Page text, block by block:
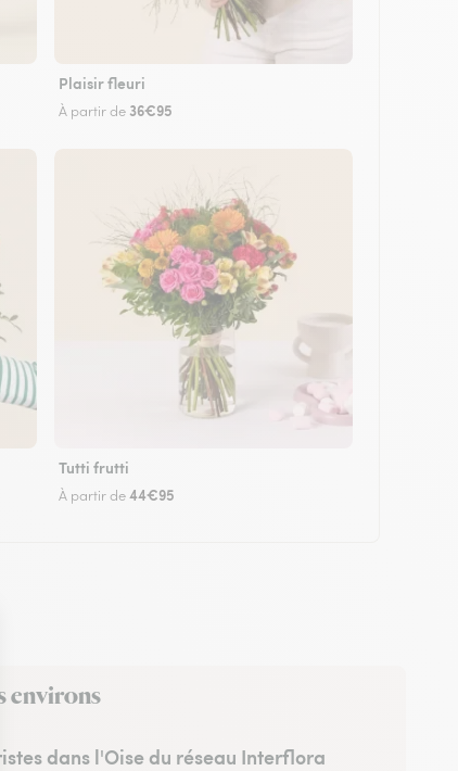
Plaisir fleuri
À partir de 36€95
Tutti frutti
À partir de44€95
environs
dans l'Oise du réseau Interflora